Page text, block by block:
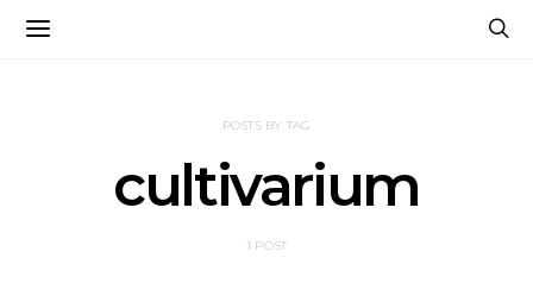
POSTS BY TAG
cultivarium
1 POST